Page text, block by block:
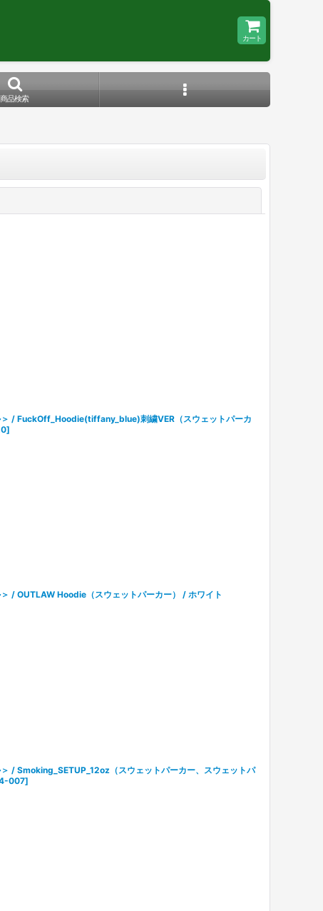
カート
商品検索
＞ / FuckOff_Hoodie(tiffany_blue)刺繍VER（スウェットパーカ
]
/ OUTLAW Hoodie（スウェットパーカー） / ホワイト
/ Smoking_SETUP_12oz（スウェットパーカー、スウェットパ
007]